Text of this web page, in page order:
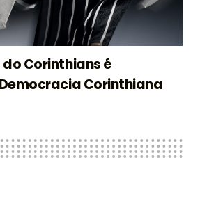
Corinthians é
Corinthiana